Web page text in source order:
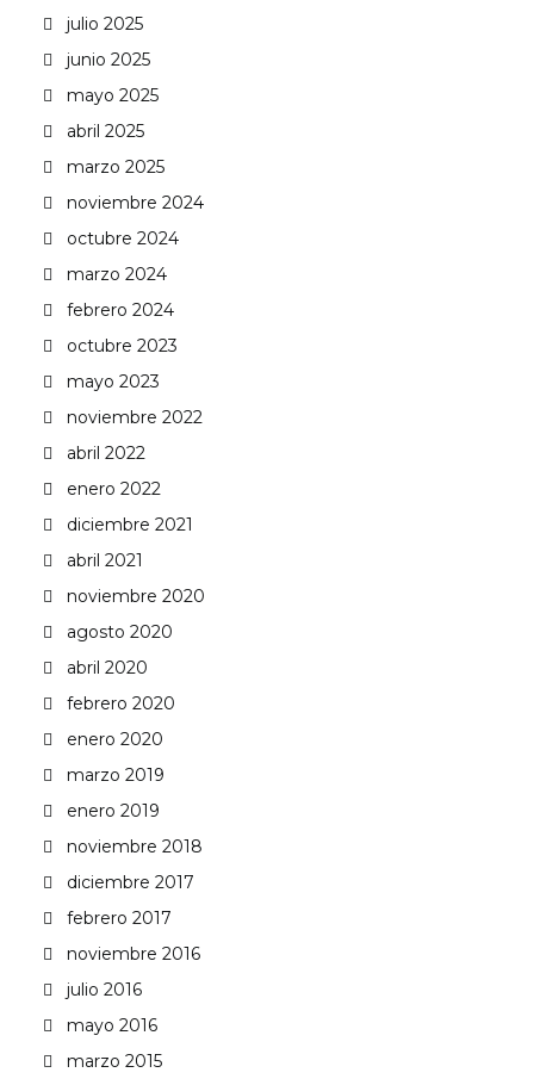
julio 2025
junio 2025
mayo 2025
abril 2025
marzo 2025
noviembre 2024
octubre 2024
marzo 2024
febrero 2024
octubre 2023
mayo 2023
noviembre 2022
abril 2022
enero 2022
diciembre 2021
abril 2021
noviembre 2020
agosto 2020
abril 2020
febrero 2020
enero 2020
marzo 2019
enero 2019
noviembre 2018
diciembre 2017
febrero 2017
noviembre 2016
julio 2016
mayo 2016
marzo 2015